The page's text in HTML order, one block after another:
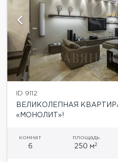
ID 9112
ВЕЛИКОЛЕПНАЯ
«МОНОЛИТ»!
комнат
6
площадь
250 м2